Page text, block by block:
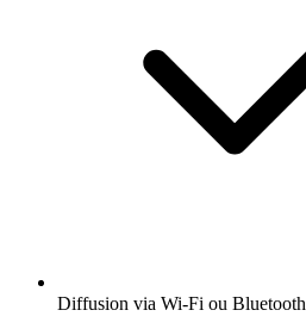
Diffusion via Wi-Fi ou Bluetooth